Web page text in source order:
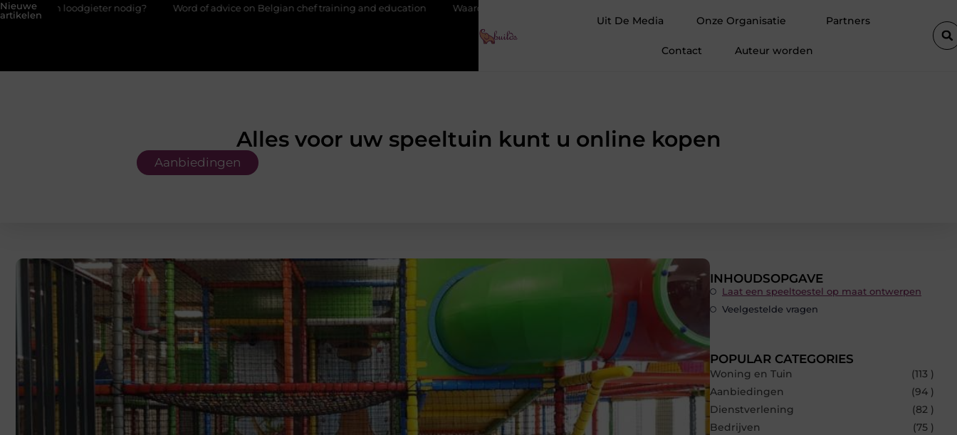
Nieuwe
artikelen
nodig? Word of advice on Belgian chef training and education Waarom je een vochtbestrijdingsbedrijf inschakelt vóór de winter
Uit De Media Onze Organisatie Partners
Contact Auteur worden
Alles voor uw speeltuin kunt u online kopen
Aanbiedingen
INHOUDSOPGAVE
Laat een speeltoestel op maat ontwerpen
Veelgestelde vragen
POPULAR CATEGORIES
Woning en Tuin
(113 )
Aanbiedingen
(94 )
Dienstverlening
(82 )
Bedrijven
(75 )